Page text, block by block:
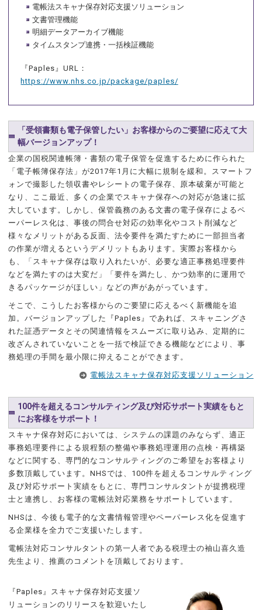
電帳法スキャナ保存対応支援ソリューション
文書管理機能
明細データアーカイブ機能
タイムスタンプ連携・一括検証機能
『Paples』URL：
https://www.nhs.co.jp/package/paples/
「受領書類も電子保管したい」お客様からのご要望に応えて大
幅バージョンアップ！
企業の国税関連帳簿・書類の電子保管を促進するために作られた
「電子帳簿保存法」が2017年1月に大幅に規制を緩和。スマートフ
ォンで撮影した領収書やレシートの電子保存、原本破棄が可能と
なり、ここ最近、多くの企業でスキャナ保存への対応が急速に拡
大しています。しかし、保管義務のある文書の電子保存によるペ
ーパーレス化は、事後の問合せ対応の効率化やコスト削減など
様々なメリットがある反面、法令要件を満たすために一部担当者
の作業が増えるというデメリットもあります。実際お客様から
も、「スキャナ保存は取り入れたいが、必要な適正事務処理要件
などを満たすのは大変だ」「要件を満たし、かつ効率的に運用で
きるパッケージがほしい」などの声があがっています。
そこで、こうしたお客様からのご要望に応えるべく新機能を追
加。バージョンアップした『Paples』であれば、スキャニングさ
れた証憑データとその関連情報をスムーズに取り込み、定期的に
改ざんされていないことを一括で検証できる機能などにより、事
務処理の手間を最小限に抑えることができます。
電帳法スキャナ保存対応支援ソリューション
100件を超えるコンサルティング及び対応サポート実績をもと
にお客様をサポート！
スキャナ保存対応においては、システムの課題のみならず、適正
事務処理要件による規程類の整備や事務処理運用の点検・再構築
などに関する、専門的なコンサルティングのご希望をお客様より
多数頂戴しています。NHSでは、100件を超えるコンサルティング
及び対応サポート実績をもとに、専門コンサルタントが提携税理
士と連携し、お客様の電帳法対応業務をサポートしています。
NHSは、今後も電子的な文書情報管理やペーパーレス化を促進す
る企業様を全力でご支援いたします。
電帳法対応コンサルタントの第一人者である税理士の袖山喜久造
先生より、推薦のコメントを頂戴しております。
『Paples』スキャナ保存対応支援ソ
リューションのリリースを歓迎いたし